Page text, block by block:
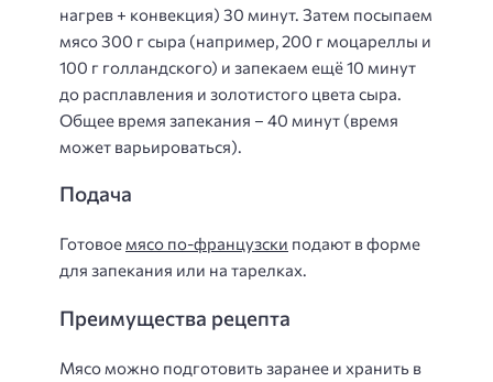
нагрев + конвекция) 30 минут. Затем посыпаем
мясо 300 г сыра (например, 200 г моцареллы и
100 г голландского) и запекаем ещё 10 минут
до расплавления и золотистого цвета сыра.
Общее время запекания – 40 минут (время
может варьироваться).
Подача
Готовоемясо по-французски подают в форме
для запекания или на тарелках.
Преимущества рецепта
Мясо можно подготовить заранее и хранить в